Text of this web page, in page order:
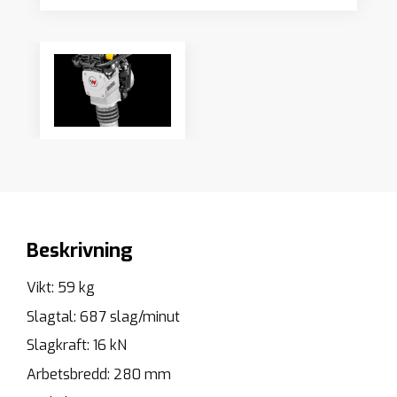
Beskrivning
Vikt: 59 kg
Slagtal: 687 slag/minut
Slagkraft: 16 kN
Arbetsbredd: 280 mm